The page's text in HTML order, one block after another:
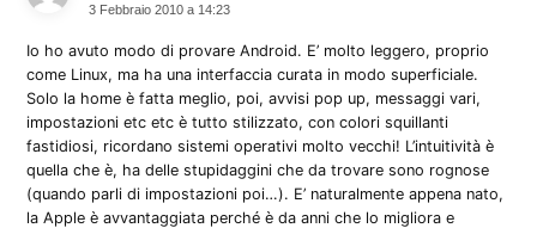
3 Febbraio 2010 a 14:23
Io ho avuto modo di provare Android. E’ molto leggero, proprio
come Linux, ma ha una interfaccia curata in modo superficiale.
Solo la home è fatta meglio, poi, avvisi pop up, messaggi vari,
impostazioni etc etc è tutto stilizzato, con colori squillanti
fastidiosi, ricordano sistemi operativi molto vecchi! L’intuitività è
quella che è, ha delle stupidaggini che da trovare sono rognose
(quando parli di impostazioni poi…). E’ naturalmente appena nato,
la Apple è avvantaggiata perché è da anni che lo migliora e